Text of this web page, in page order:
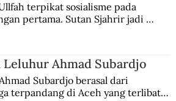
dan Logika Mistika Kaum
terpikat sosialisme pada
pertama. Sutan Sjahrir jadi
Leluhur Ahmad Subardjo
Subardjo berasal dari
terpandang di Aceh yang terlibat